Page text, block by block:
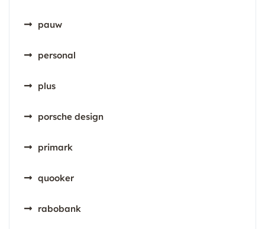
pauw
personal
plus
porsche design
primark
quooker
rabobank